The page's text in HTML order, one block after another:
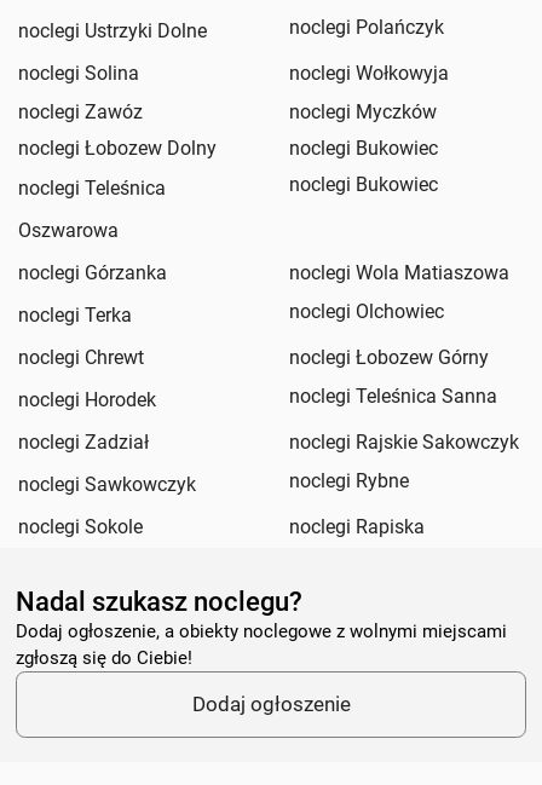
noclegi Ustrzyki Dolne
noclegi Polańczyk
noclegi Solina
noclegi Wołkowyja
noclegi Zawóz
noclegi Myczków
noclegi Łobozew Dolny
noclegi Bukowiec
noclegi Teleśnica
Oszwarowa
noclegi Bukowiec
noclegi Górzanka
noclegi Wola Matiaszowa
noclegi Terka
noclegi Olchowiec
noclegi Chrewt
noclegi Łobozew Górny
noclegi Horodek
noclegi Teleśnica Sanna
noclegi Zadział
noclegi Rajskie Sakowczyk
noclegi Sawkowczyk
noclegi Rybne
noclegi Sokole
noclegi Rapiska
Nadal szukasz noclegu?
Dodaj ogłoszenie, a obiekty noclegowe z wolnymi miejscami
zgłoszą się do Ciebie!
Dodaj ogłoszenie